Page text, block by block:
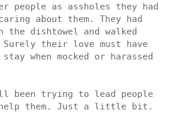
people as assholes they had
about them. They had
the dishtowel and walked
Surely their love must have
when mocked or harassed
been trying to lead people
help them. Just a little bit.